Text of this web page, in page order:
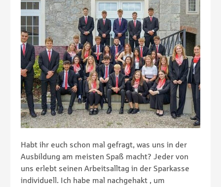
Habt ihr euch schon mal gefragt, was uns in der
Ausbildung am meisten Spaß macht? Jeder von
uns erlebt seinen Arbeitsalltag in der Sparkasse
individuell. Ich habe mal nachgehakt , um